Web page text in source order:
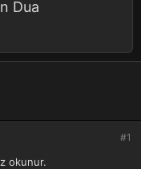
Dua
#1
okunur.